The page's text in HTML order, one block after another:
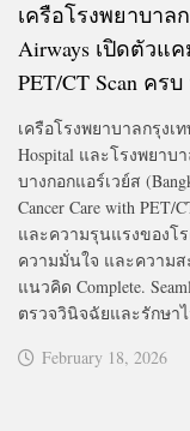
เครือโรงพยาบาล
Airways เปิดตัวแค
PET/CT Scan คร
เครือโรงพยาบาลกรุง
Hospital และโรงพยา
บางกอกแอร์เวย์ส
Cancer Care with
และความรุนแรงของโ
ความมั่นใจ และความ
แนวคิด Complete.
ตรวจวินิจฉัยและรักษาไ
February 18, 2026